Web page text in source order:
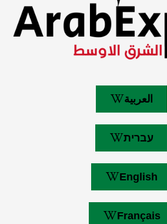
العربية
עברית
English
Français